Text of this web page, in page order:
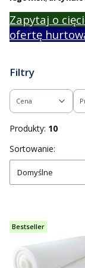
Zapytaj o
ofertę
Filtry
Cena
Koniec filtrów
Produkty: 10
Lista
Sortowanie:
Domyślne
Bestseller